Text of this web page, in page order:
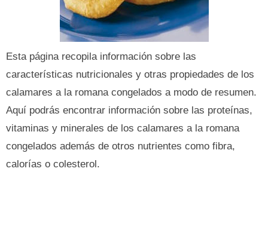
Esta página recopila información sobre las
características nutricionales y otras propiedades de los
calamares a la romana congelados a modo de resumen.
Aquí podrás encontrar información sobre las proteínas,
vitaminas y minerales de los calamares a la romana
congelados además de otros nutrientes como fibra,
calorías o colesterol.